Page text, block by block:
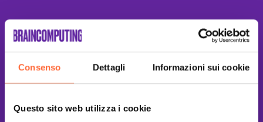
Consenso Dettagli Informazioni sui cookie
Questo sito web utilizza i cookie